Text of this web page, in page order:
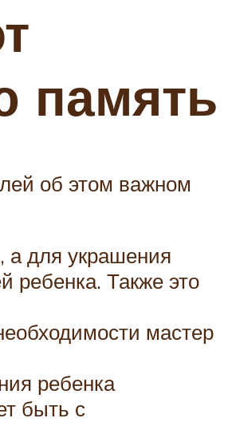
память
об этом важном
а для украшения
ребенка. Также это
мастер
ребенка
быть с